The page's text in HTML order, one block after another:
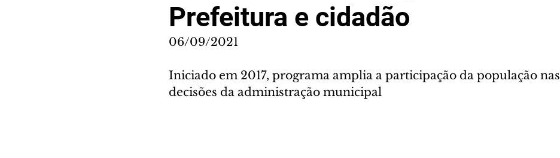
Prefeitura e cidadão
06/09/2021
Iniciado em 2017, programa amplia a participação da população nas
decisões da administração municipal